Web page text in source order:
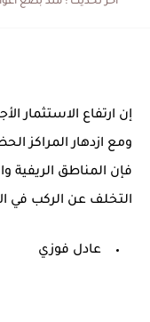
إن ارتفاع الاستثمار
ومع ازدهار المراكز
فإن المناطق
التخلف عن الركب في
عادل فوزي